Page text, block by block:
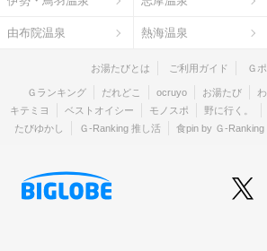
由布院温泉 熱海温泉
お湯たびとは ご利用ガイド Ｇ
Ｇランキング だれどこ ocruyo お湯たび
キテミヨ
ベストオイシー モノスポ 野に行く。
たびゆかし
Ｇ-Ranking 推し活 食pin by Ｇ-Ranking